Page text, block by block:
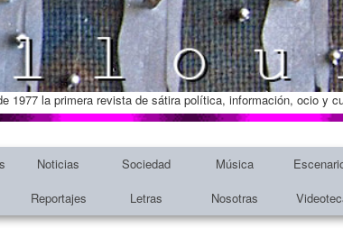
1977 la primera revista de sátira política, información, ocio y
Noticias Sociedad Música
Reportajes Letras Nosotras